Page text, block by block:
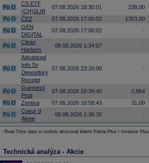
Po O
CS ETF
(CH)SLIR
07.08.2026 18:30:01 238,00
Po O ČEZ 07.08.2026 17:00:02 1353,00
Po O
GEN
DIGITAL
07.08.2026 17:00:02 -
Po O
Clean
Harbors
08.08.2026 1:34:07 -
Po O
Advanced
Info Sv
Depository
Receipt
07.08.2026 23:20:00 -
Po O
Guinness
Peat
07.08.2026 18:39:40 0,864
Po O Zentiva 07.08.2026 10:58:43 31,00
Po O
Coeur d
Alene
08.08.2026 1:36:30 -
- Real-Time data si mohou aktivovat klienti Patria Plus / Investor Plus
Technická analýza - Akcie